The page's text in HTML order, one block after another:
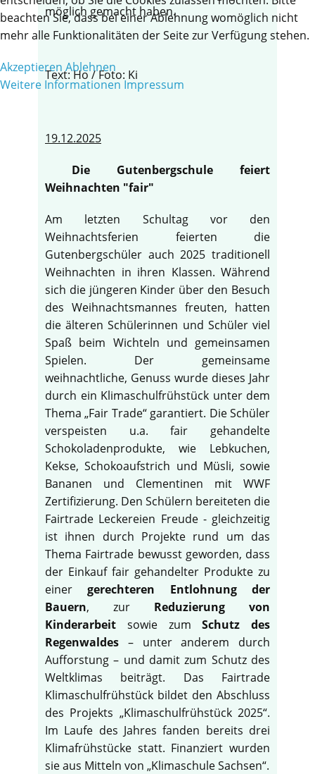
möglich gemacht haben.
Text: Ho / Foto: Ki
19.12.2025
Die Gutenbergschule feiert
Weihnachten "fair"
Am letzten Schultag vor den
Weihnachtsferien feierten die
Gutenbergschüler auch 2025 traditionell
Weihnachten in ihren Klassen. Während
sich die jüngeren Kinder über den Besuch
des Weihnachtsmannes freuten, hatten
die älteren Schülerinnen und Schüler viel
Spaß beim Wichteln und gemeinsamen
Spielen. Der gemeinsame
weihnachtliche, Genuss wurde dieses Jahr
durch ein Klimaschulfrühstück unter dem
Thema „Fair Trade“ garantiert. Die Schüler
verspeisten u.a. fair gehandelte
Schokoladenprodukte, wie Lebkuchen,
Kekse, Schokoaufstrich und Müsli, sowie
Bananen und Clementinen mit WWF
Zertifizierung. Den Schülern bereiteten die
Fairtrade Leckereien Freude - gleichzeitig
ist ihnen durch Projekte rund um das
Thema Fairtrade bewusst geworden, dass
der Einkauf fair gehandelter Produkte zu
einergerechteren Entlohnung der
Bauern, zur Reduzierung von
Kinderarbeit sowie zumSchutz des
Regenwaldes – unter anderem durch
Aufforstung – und damit zum Schutz des
Weltklimas beiträgt. Das Fairtrade
Klimaschulfrühstück bildet den Abschluss
des Projekts „Klimaschulfrühstück 2025“.
Im Laufe des Jahres fanden bereits drei
Klimafrühstücke statt. Finanziert wurden
sie aus Mitteln von „Klimaschule Sachsen“.
beachten Sie, dass bei einer Ablehnung womöglich nicht
mehr alle Funktionalitäten der Seite zur Verfügung stehen.
Akzeptieren Ablehnen
Weitere InformationenImpressum